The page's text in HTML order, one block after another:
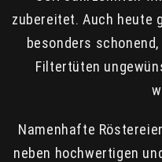
zubereitet. Auch heute
besonders
Filtertüten
Namenhafte
neben hochwertigen